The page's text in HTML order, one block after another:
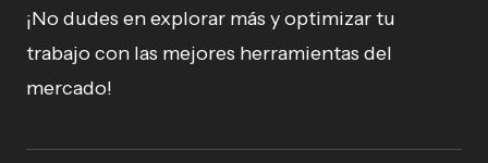
¡No dudes en explorar más y optimizar tu
trabajo con las mejores herramientas del
mercado!